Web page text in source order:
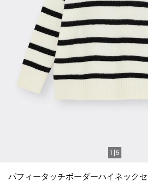
1 5
パフィータッチボーダーハイネック